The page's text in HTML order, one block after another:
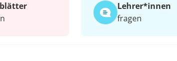
Lehrer*​innen
fragen